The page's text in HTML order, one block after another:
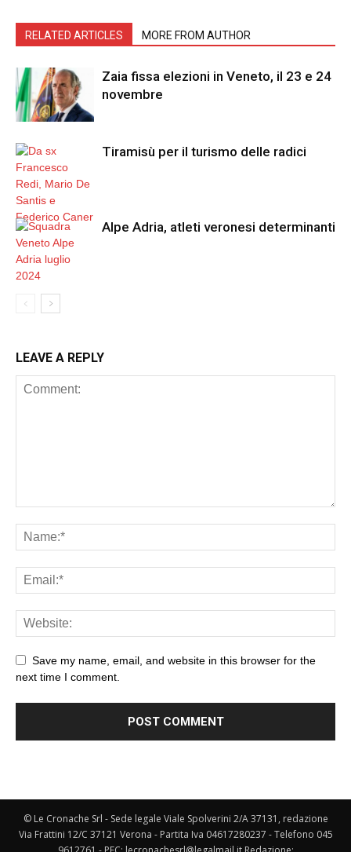
RELATED ARTICLES MORE FROM AUTHOR
Zaia fissa elezioni in Veneto, il 23 e 24
novembre
Tiramisù per il turismo delle radici
Alpe Adria, atleti veronesi determinanti
LEAVE A REPLY
Save my name, email, and website in this browser for the
next time I comment.
© Le Cronache Srl - Sede legale Viale Spolverini 2/A 37131, redazione
Via Frattini 12/C 37121 Verona - Partita Iva 04617280237 - Telefono 045